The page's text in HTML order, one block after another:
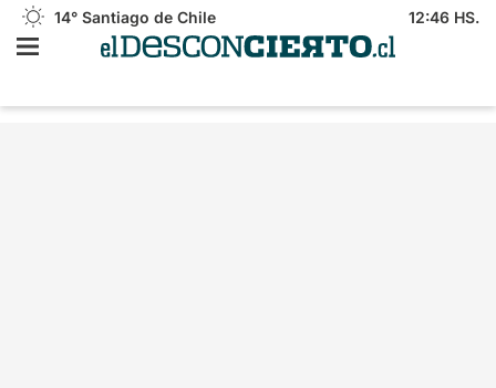
14° Santiago de Chile 12:46 HS.